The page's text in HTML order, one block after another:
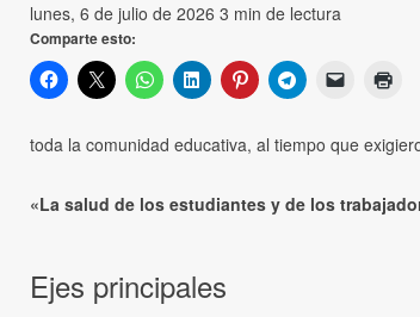
lunes, 6 de julio de 2026 3 min de lectura
Comparte esto:
toda la comunidad educativa, al tiempo que
«La salud de los estudiantes y de los
Ejes principales